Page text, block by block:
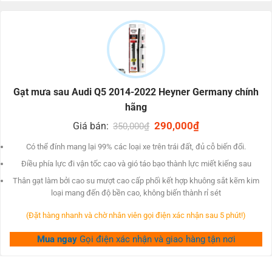
Gạt mưa sau Audi Q5 2014-2022 Heyner Germany chính
hãng
Giá bán: 350,000₫ Original
was:
290,000₫Current
is:
Có thể đính mang lại 99% các loại xe trên trái đất, đủ cỗ biến đổi.
Điều phía lực đi vận tốc cao và gió táo bạo thành lực miết kiếng sau
Thân gạt làm bởi cao su mượt cao cấp phối kết hợp khuông sắt kẽm kim
loại mang đến độ bền cao, không biến thành rỉ sét
(Đặt hàng nhanh và chờ nhân viên gọi điện xác nhận sau 5 phút!)
Mua ngay Gọi điện xác nhận và giao hàng tận nơi